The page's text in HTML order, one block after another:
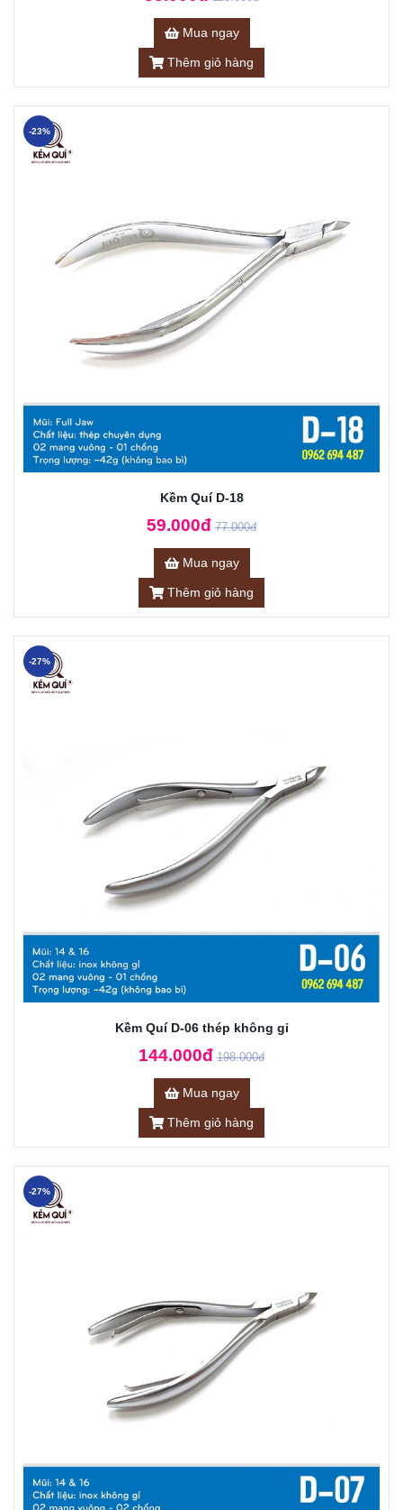
Mua ngay
Thêm giỏ hàng
Kềm Quí D-18
59.000đ 77.000đ
-23%
Mua ngay
Thêm giỏ hàng
Kềm Quí D-06 thép không gỉ
144.000đ 198.000đ
-27%
Mua ngay
Thêm giỏ hàng
-27%